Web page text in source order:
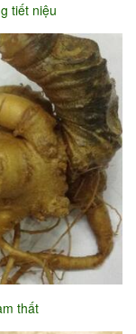
tiết niệu
thất